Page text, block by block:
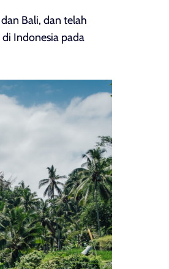
Bali, dan telah
Indonesia pada